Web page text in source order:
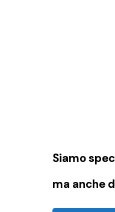
Siamo
ma anche